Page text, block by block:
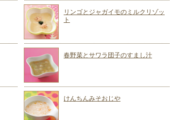
リンゴとジャガイモのミルクリゾッ
ト
春野菜とサワラ団子のすまし汁
けんちんみそおじや